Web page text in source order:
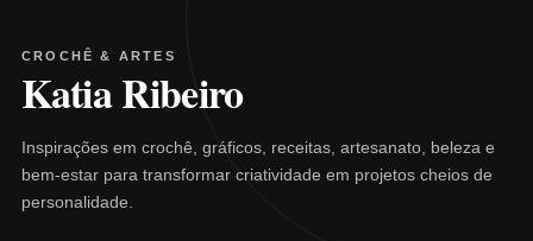
CROCHÊ & ARTES
Katia Ribeiro
Inspirações em crochê, gráficos, receitas, artesanato, beleza e
bem-estar para transformar criatividade em projetos cheios de
personalidade.